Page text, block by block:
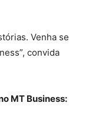
Venha se
convida
MT Business: